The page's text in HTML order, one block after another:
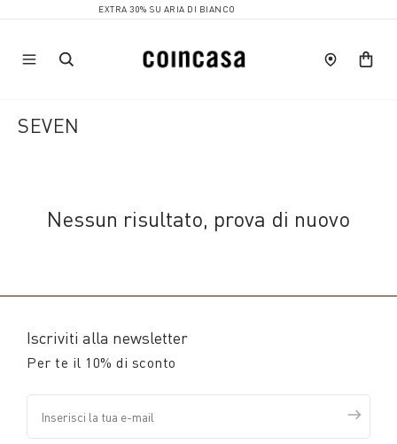
EXTRA 30% SU ARIA DI BIANCO
SEVEN
Nessun risultato, prova di nuovo
Iscriviti alla newsletter
Per te il 10% di sconto